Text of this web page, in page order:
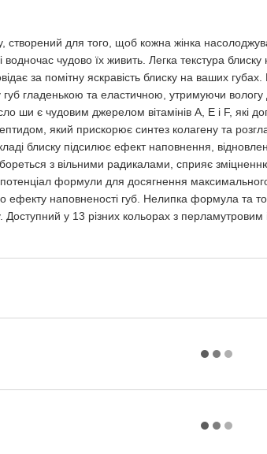
створений для того, щоб кожна жінка
чудово їх живить. Легка текстура
за помітну яскравість блиску на ваших
гладенькою та еластичною, утримуючи
ши є чудовим джерелом вітамінів А, Е і F, які
який прискорює синтез колагену та
блиску підсилює ефект наповнення,
з вільними радикалами, сприяє
формули для досягнення
ефекту наповненості губ. Нелипка формула та
Доступний у 13 різних кольорах з